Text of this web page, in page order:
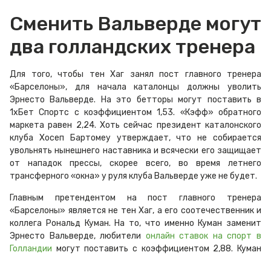
Сменить Вальверде могут
два голландских тренера
Для того, чтобы тен Хаг занял пост главного тренера
«Барселоны», для начала каталонцы должны уволить
Эрнесто Вальверде. На это бетторы могут поставить в
1хБет Спортс с коэффициентом 1,53. «Кэфф» обратного
маркета равен 2,24. Хоть сейчас президент каталонского
клуба Хосеп Бартомеу утверждает, что не собирается
увольнять нынешнего наставника и всячески его защищает
от нападок прессы, скорее всего, во время летнего
трансферного «окна» у руля клуба Вальверде уже не будет.
Главным претендентом на пост главного тренера
«Барселоны» является не тен Хаг, а его соотечественник и
коллега Рональд Куман. На то, что именно Куман заменит
Эрнесто Вальверде, любители онлайн ставок на спорт в
Голландии могут поставить с коэффициентом 2,88. Куман